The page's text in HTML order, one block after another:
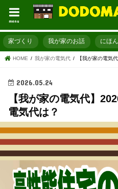
menu
家づくり 我が家のお話 にほ
HOME 我が家の電気代 【我が家の電気
2026.05.24
【我が家の電気代】
電気代は？